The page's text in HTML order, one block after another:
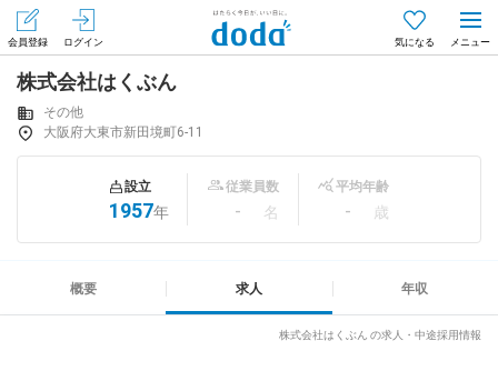
会員登録 ログイン 気になる
会員登録（無料）
はじめてdodaをご利用される方へ
求人を紹介してもらう
株式会社はくぶん
その他
大阪府大東市新田境町6-11
設立
1957年
従業員数
- 名
平均年齢
- 歳
概要 求人 年収
株式会社はくぶん の求人・中途採用情報